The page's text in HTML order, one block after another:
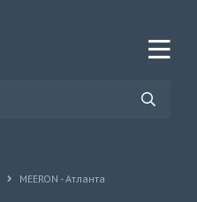
MEERON - Атланта